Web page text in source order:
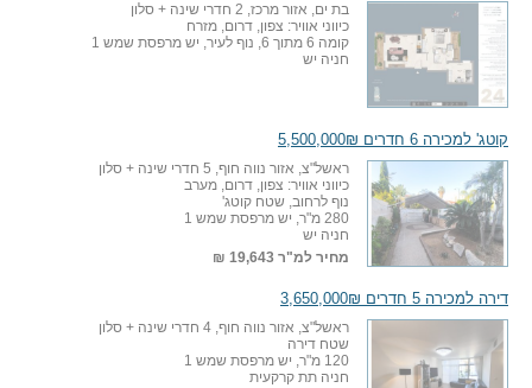
בת ים, אזור מרכז, 2 חדרי שינה + סלון
כיווני אוויר: צפון, דרום, מזרח
קומה 6 מתוך 6, נוף לעיר, יש מרפסת שמש 1
חניה יש
קוטג' למכירה 6 חדרים 5,500,000₪
ראשל"צ, אזור נווה חוף, 5 חדרי שינה + סלון
כיווני אוויר: צפון, דרום, מערב
נוף לרחוב, שטח קוטג'
280 מ"ר, יש מרפסת שמש 1
חניה יש
מחיר למ"ר 19,643 ₪
דירה למכירה 5 חדרים 3,650,000₪
ראשל"צ, אזור נווה חוף, 4 חדרי שינה + סלון
שטח דירה
120 מ"ר, יש מרפסת שמש 1
חניה תת קרקעית